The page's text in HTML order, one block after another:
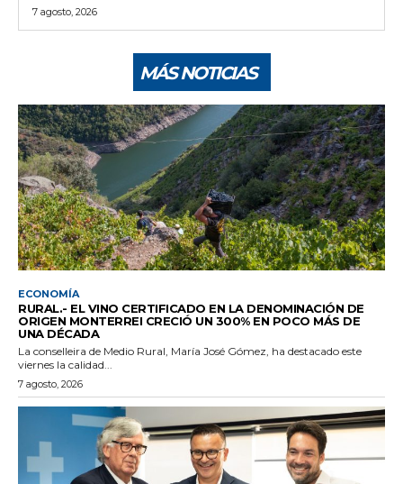
7 agosto, 2026
MÁS NOTICIAS
ECONOMÍA
RURAL.- EL VINO CERTIFICADO EN LA DENOMINACIÓN DE
ORIGEN MONTERREI CRECIÓ UN 300% EN POCO MÁS DE
UNA DÉCADA
La conselleira de Medio Rural, María José Gómez, ha destacado este
viernes la calidad...
7 agosto, 2026